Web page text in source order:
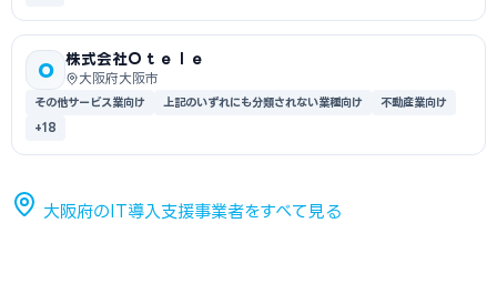
O
株式会社Ｏｔｅｌｅ
大阪府大阪市
その他サービス業向け 上記のいずれにも分類されない業種向け
不動産業向け
+18
大阪府のIT導入支援事業者をすべて見る